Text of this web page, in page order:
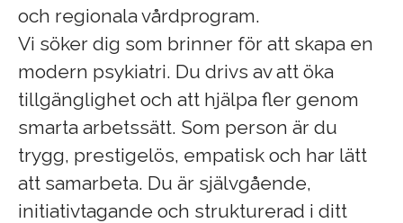
och regionala vårdprogram.
Vi söker dig som brinner för att skapa en
modern psykiatri. Du drivs av att öka
tillgänglighet och att hjälpa fler genom
smarta arbetssätt. Som person är du
trygg, prestigelös, empatisk och har lätt
att samarbeta. Du är självgående,
initiativtagande och strukturerad i ditt